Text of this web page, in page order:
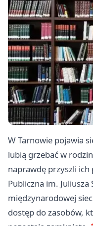
W Tarnowie pojawia
lubią grzebać w
naprawdę przyszli
Publiczna im. Juliusza
międzynarodowej
dostęp do zasobów,